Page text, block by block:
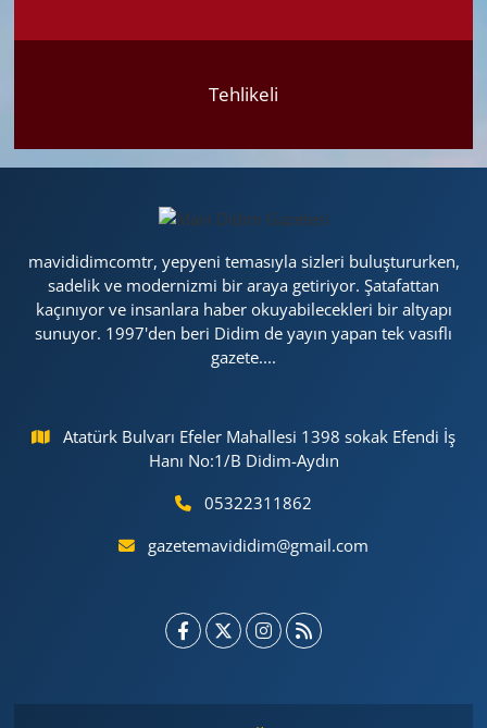
Tehlikeli
mavididimcomtr, yepyeni temasıyla sizleri buluştururken,
sadelik ve modernizmi bir araya getiriyor. Şatafattan
kaçınıyor ve insanlara haber okuyabilecekleri bir altyapı
sunuyor. 1997'den beri Didim de yayın yapan tek vasıflı
gazete....
Atatürk Bulvarı Efeler Mahallesi 1398 sokak Efendi İş
Hanı No:1/B Didim-Aydın
05322311862
gazetemavididim@gmail.com